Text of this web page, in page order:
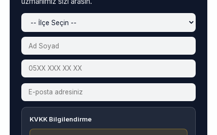
KVKK Bilgilendirme